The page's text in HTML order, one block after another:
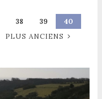
38 39
40
PLUS ANCIENS